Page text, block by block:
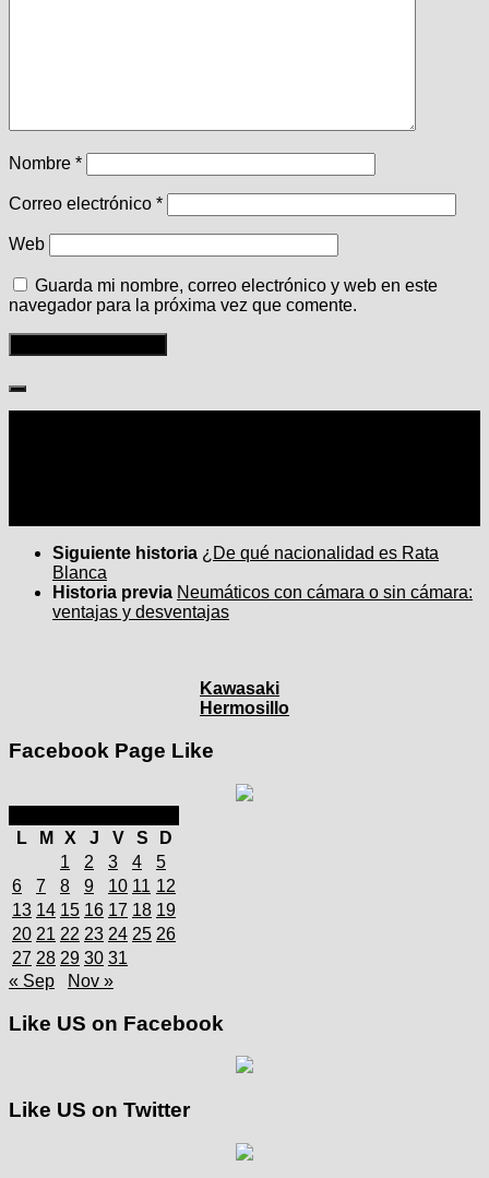
Nombre *
Correo electrónico *
Web
Guarda mi nombre, correo electrónico y web en este
navegador para la próxima vez que comente.
Siguiente historia ¿De qué nacionalidad es Rata
Blanca
Historia previa Neumáticos con cámara o sin cámara:
ventajas y desventajas
Kawasaki
Hermosillo
Facebook Page Like
L
M X J V S
D
1
2 3 4
5
6
7 8 9 10 11 12
13 14 15 16 17 18 19
20 21 22 23 24 25 26
27 28 29 30 31
« Sep
Nov »
Like US on Facebook
Like US on Twitter